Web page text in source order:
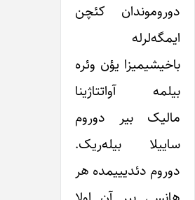
دوروموندان کئچن
ایمگه‌لرله
باخیشیمیزا یؤن وئره
بیلمه آواتتاژینا
مالیک بیر دوروم
ساییلا بیله‌ریک.
دوروم دئدیییمده هر